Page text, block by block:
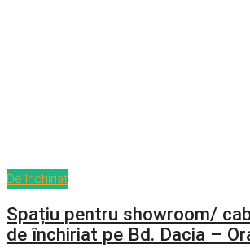
De închiriat
Spațiu pentru showroom/
de închiriat pe Bd. Dacia –